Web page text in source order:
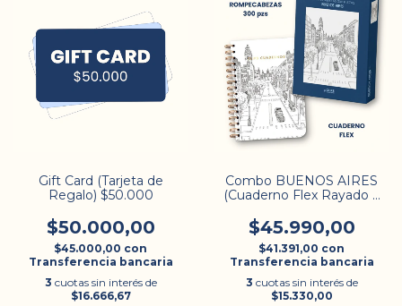
Gift Card (Tarjeta de
Regalo) $50.000
$50.000,00
$45.000,00 con
Transferencia bancaria
3 cuotas sin interés de
$16.666,67
Combo BUENOS AIRES
(Cuaderno Flex Rayado +
$45.990,00
$41.391,00 con
Transferencia bancaria
3 cuotas sin interés de
$15.330,00